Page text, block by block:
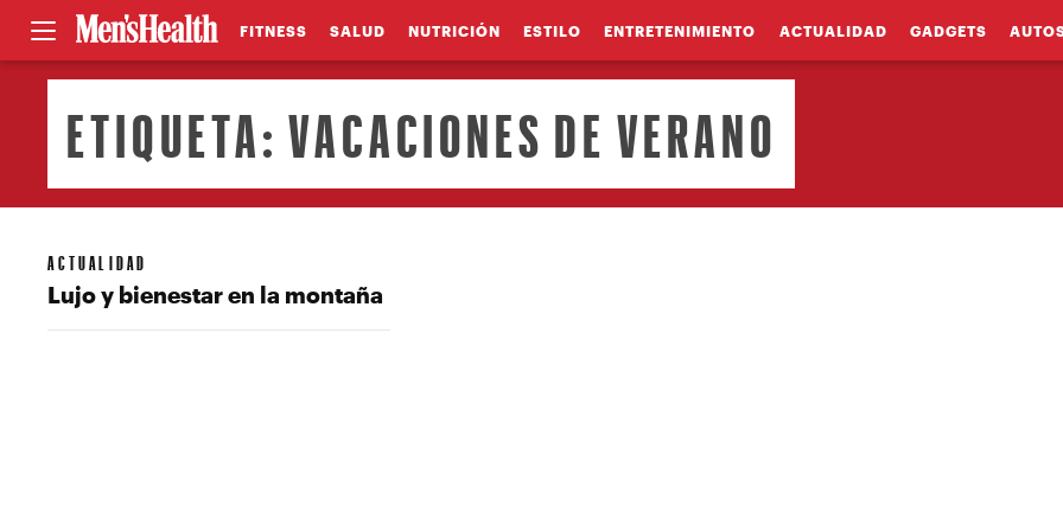
FITNESS SALUD NUTRICIÓN ESTILO ENTRETENIMIENTO ACTUALIDAD GADGETS
ETIQUETA:VACACIONES DE VERANO
ACTUALIDAD
Lujo y bienestar en la montaña